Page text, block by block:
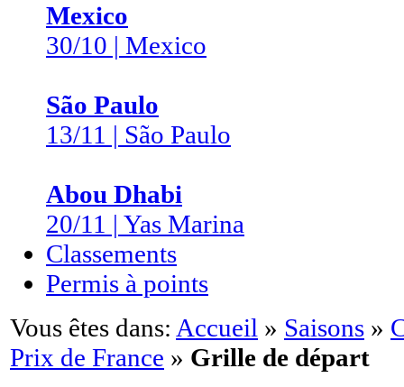
Mexico
30/10 | Mexico
São Paulo
13/11 | São Paulo
Abou Dhabi
20/11 | Yas Marina
Classements
Permis à points
Vous êtes dans: Accueil » Saisons »
Prix de France » Grille de départ